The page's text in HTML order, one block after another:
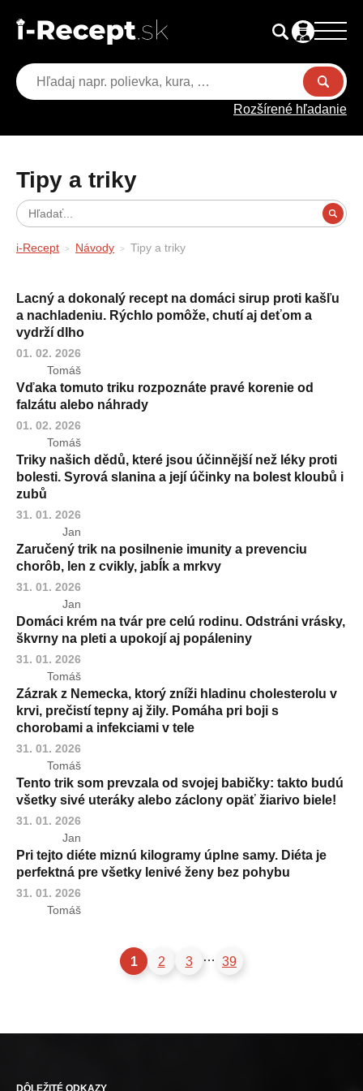
Rozšírené hľadanie
Tipy a triky
i-Recept Návody Tipy a triky
Lacný a dokonalý recept na domáci sirup proti kašľu
a nachladeniu. Rýchlo pomôže, chutí aj deťom a
vydrží dlho
01. 02. 2026
Tomáš
Vďaka tomuto triku rozpoznáte pravé korenie od
falzátu alebo náhrady
01. 02. 2026
Tomáš
Triky našich dědů, které jsou účinnější než léky proti
bolesti. Syrová slanina a její účinky na bolest kloubů i
zubů
31. 01. 2026
Jan
Zaručený trik na posilnenie imunity a prevenciu
chorôb, len z cvikly, jabĺk a mrkvy
31. 01. 2026
Jan
Domáci krém na tvár pre celú rodinu. Odstráni vrásky,
škvrny na pleti a upokojí aj popáleniny
31. 01. 2026
Tomáš
Zázrak z Nemecka, ktorý zníži hladinu cholesterolu v
krvi, prečistí tepny aj žily. Pomáha pri boji s
chorobami a infekciami v tele
31. 01. 2026
Tomáš
Tento trik som prevzala od svojej babičky: takto budú
všetky sivé uteráky alebo záclony opäť žiarivo biele!
31. 01. 2026
Jan
Pri tejto diéte miznú kilogramy úplne samy. Diéta je
perfektná pre všetky lenivé ženy bez pohybu
31. 01. 2026
Tomáš
1 2 3 … 39
DÔLEŽITÉ ODKAZY